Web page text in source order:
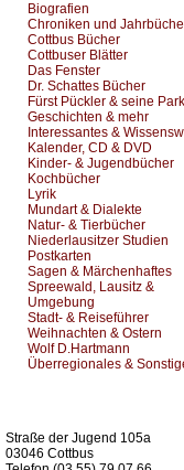
Biografien
Chroniken und
Cottbus Bücher
Cottbuser Blätter
Das Fenster
Dr. Schattes Bücher
Fürst Pückler & seine
Geschichten & mehr
Interessantes &
Kalender, CD & DVD
Kinder- & Jugendbücher
Kochbücher
Lyrik
Mundart & Dialekte
Natur- & Tierbücher
Niederlausitzer Studien
Postkarten
Sagen & Märchenhaftes
Spreewald, Lausitz &
Umgebung
Stadt- & Reiseführer
Weihnachten & Ostern
Wolf D.Hartmann
Überregionales &
Straße der Jugend 105a
03046 Cottbus